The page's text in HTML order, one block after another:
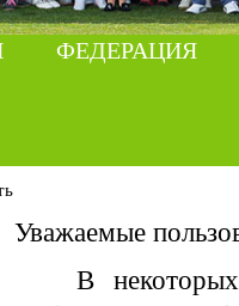
ФЕДЕРАЦИЯ
Уважаемые
В некоторых